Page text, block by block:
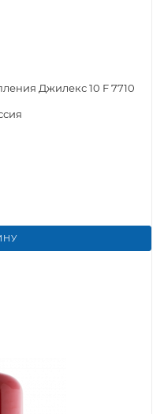
Джилекс 10 F 7710